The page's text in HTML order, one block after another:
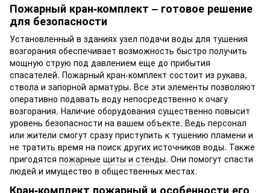
Пожарный кран-комплект – готовое решение
для безопасности
Установленный в зданиях узел подачи воды для тушения
возгорания обеспечивает возможность быстро получить
мощную струю под давлением еще до прибытия
спасателей. Пожарный кран-комплект состоит из рукава,
ствола и запорной арматуры. Все эти элементы позволяют
оперативно подавать воду непосредственно к очагу
возгорания. Наличие оборудования существенно повысит
уровень безопасности на вашем объекте. Ведь персонал
или жители смогут сразу приступить к тушению пламени и
не тратить время на поиск других источников воды. Также
пригодятся пожарные щиты и стенды. Они помогут спасти
людей и имущество в общественных местах.
Кран-комплект пожарный и особенности его